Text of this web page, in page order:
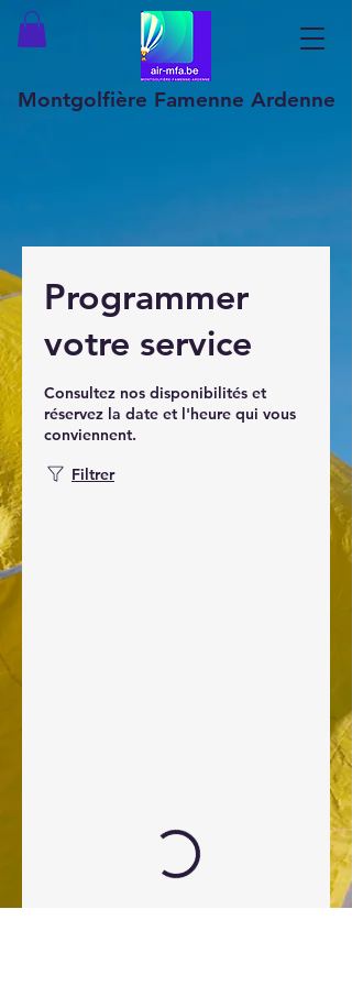
Montgolfière Famenne Ardenne
Programmer
votre service
Consultez nos disponibilités et
réservez la date et l'heure qui vous
conviennent.
Filtrer